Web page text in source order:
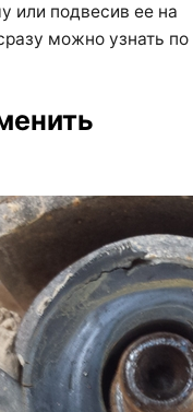
или подвесив ее на
можно узнать по